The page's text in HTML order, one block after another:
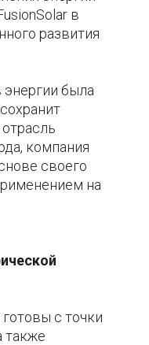
в
развития
была
компания
своего
на
с точки
также